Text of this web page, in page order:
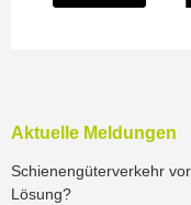
Aktuelle Meldungen
Schienengüterverkehr
Lösung?